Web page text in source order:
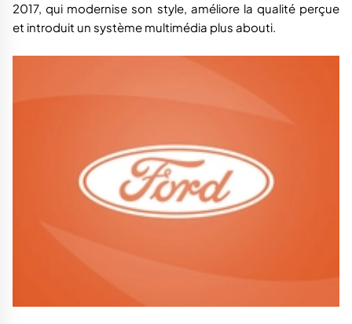
2017, qui modernise son style, améliore la qualité perçue
et introduit un système multimédia plus abouti.